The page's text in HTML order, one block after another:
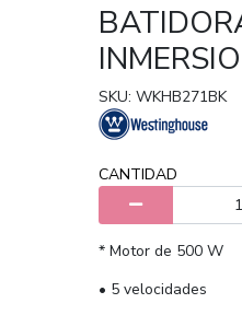
SKU: WKHB271BK
CANTIDAD
* Motor de 500 W
• 5 velocidades